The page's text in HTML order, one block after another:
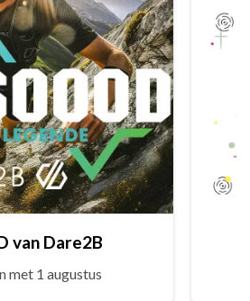
van Dare2B
met 1 augustus